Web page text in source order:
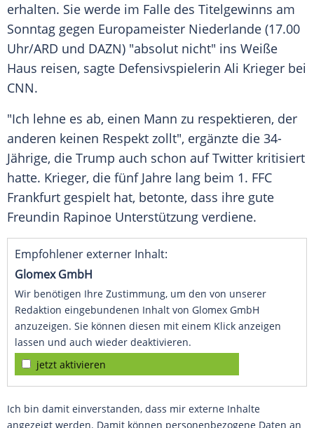
erhalten. Sie werde im Falle des Titelgewinns am
Sonntag gegen Europameister Niederlande (17.00
Uhr/ARD und DAZN) "absolut nicht" ins Weiße
Haus reisen, sagte Defensivspielerin Ali Krieger bei
CNN.
"Ich lehne es ab, einen Mann zu respektieren, der
anderen keinen Respekt zollt", ergänzte die 34-
Jährige, die Trump auch schon aufTwitter kritisiert
hatte. Krieger, die fünf Jahre lang beim 1. FFC
Frankfurt gespielt hat, betonte, dass ihre gute
Freundin Rapinoe Unterstützung verdiene.
Empfohlener externer Inhalt:
Glomex GmbH
Wir benötigen Ihre Zustimmung, um den von unserer
Redaktion eingebundenen Inhalt von Glomex GmbH
anzuzeigen. Sie können diesen mit einem Klick anzeigen
lassen und auch wieder deaktivieren.
jetzt aktivieren
Ich bin damit einverstanden, dass mir externe Inhalte
angezeigt werden. Damit können personenbezogene Daten an